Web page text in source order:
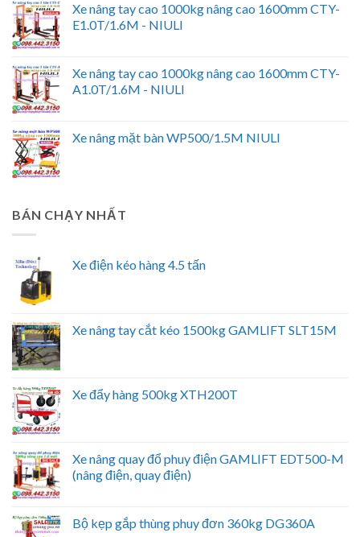
Xe nâng tay cao 1000kg nâng cao 1600mm CTY-
E1.0T/1.6M - NIULI
Xe nâng tay cao 1000kg nâng cao 1600mm CTY-
A1.0T/1.6M - NIULI
Xe nâng mặt bàn WP500/1.5M NIULI
BÁN CHẠY NHẤT
Xe điện kéo hàng 4.5 tấn
Xe nâng tay cắt kéo 1500kg GAMLIFT SLT15M
Xe đẩy hàng 500kg XTH200T
Xe nâng quay đổ phuy điện GAMLIFT EDT500-M
(nâng điện, quay điện)
Bộ kẹp gắp thùng phuy đơn 360kg DG360A